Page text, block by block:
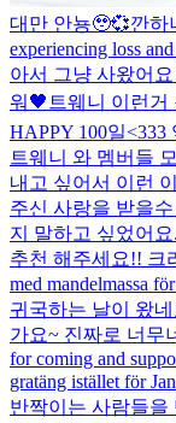
대만 안뇽🥹💞깐하
experiencing loss
아서 그냥 사왔어
워🖤 트웨니 이런거
HAPPY 100일
트웨니 와 멤버들
내고 싶어서 이런
주신 사랑을 받을
지 말하고 싶었어
추천 해주세요!! 크
med mandelmassa
귀국하는 날이 왔
가요~ 진짜로 너무
for coming and
gratäng istället för
반짝이는 사람들을